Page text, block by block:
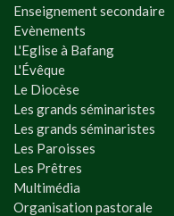
Enseignement secondaire
Evènements
L'Eglise à Bafang
L'Évêque
Le Diocèse
Les grands séminaristes
Les grands séminaristes
Les Paroisses
Les Prêtres
Multimédia
Organisation pastorale